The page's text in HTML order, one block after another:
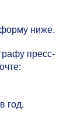
ниже.
пресс-
год.